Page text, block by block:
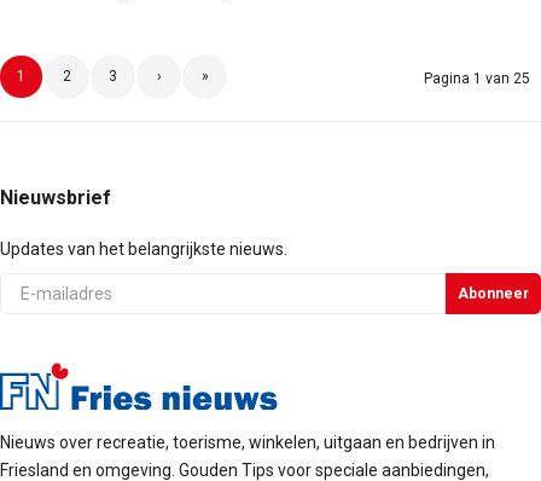
Pagina 1 van 25
1 2 3 › »
Nieuwsbrief
Updates van het belangrijkste nieuws.
Abonneer
Nieuws over recreatie, toerisme, winkelen, uitgaan en bedrijven in
Friesland en omgeving. Gouden Tips voor speciale aanbiedingen,